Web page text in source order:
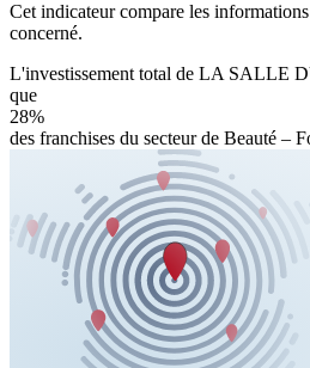
Cet indicateur compare les
concerné.
L'investissement total de LA SALLE
que
28%
des franchises du secteur de Beauté –